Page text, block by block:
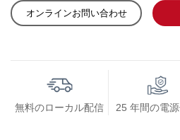
オンラインお問い合わせ
無料のローカル配信 25 年間の電